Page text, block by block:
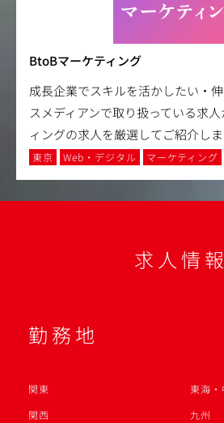
BtoBマーケティング
成長企業でスキルを活かしたい・
スメディアンで取り扱っている求
ィングの求人を厳選してご紹介しま
東京 Web・デジタル マーケティング
求人情報
勤務地
関東
東海・
関西
九州